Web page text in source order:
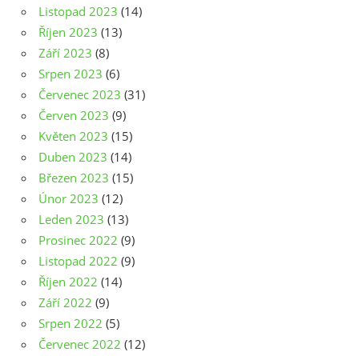
Listopad 2023 (14)
Říjen 2023 (13)
Září 2023 (8)
Srpen 2023 (6)
Červenec 2023 (31)
Červen 2023 (9)
Květen 2023 (15)
Duben 2023 (14)
Březen 2023 (15)
Únor 2023 (12)
Leden 2023 (13)
Prosinec 2022 (9)
Listopad 2022 (9)
Říjen 2022 (14)
Září 2022 (9)
Srpen 2022 (5)
Červenec 2022 (12)